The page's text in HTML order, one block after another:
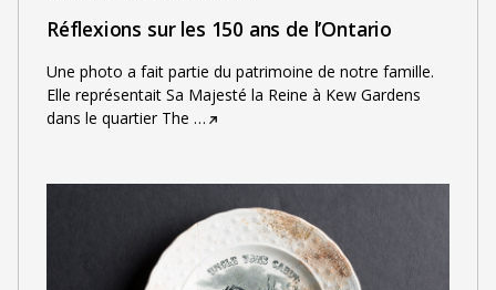
Réflexions sur les 150 ans de l’Ontario
Une photo a fait partie du patrimoine de notre famille.
Elle représentait Sa Majesté la Reine à Kew Gardens
dans le quartier The …